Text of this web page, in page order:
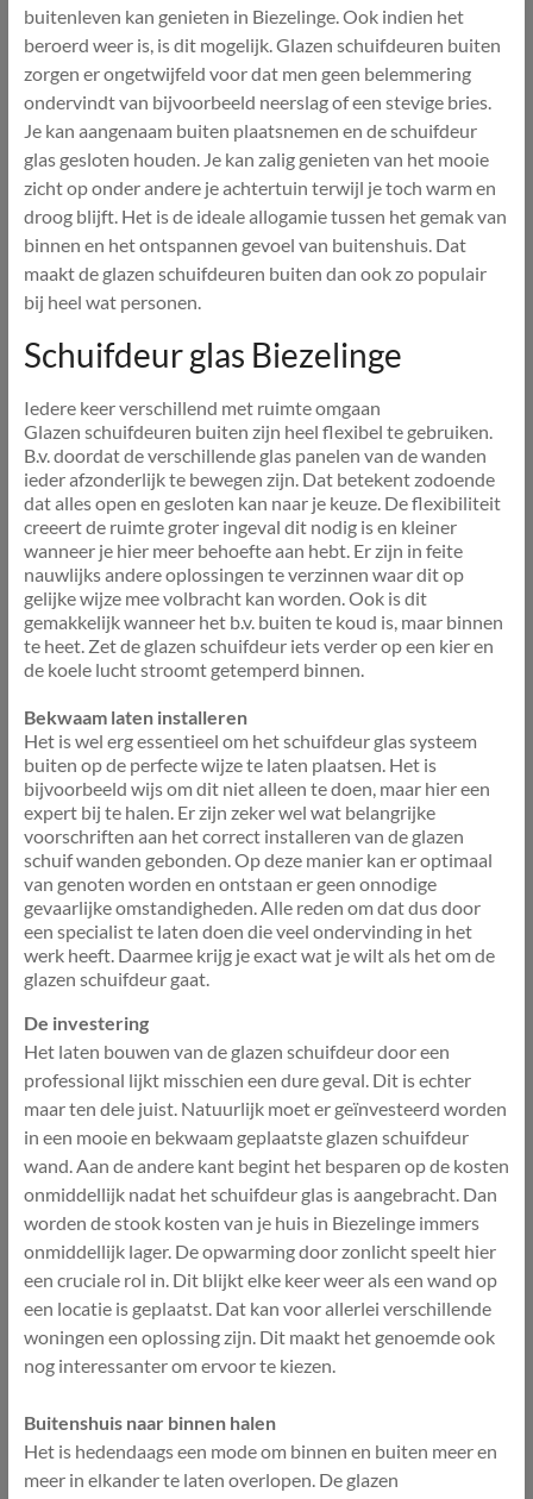
buitenleven kan genieten in Biezelinge. Ook indien het
beroerd weer is, is dit mogelijk. Glazen schuifdeuren buiten
zorgen er ongetwijfeld voor dat men geen belemmering
ondervindt van bijvoorbeeld neerslag of een stevige bries.
Je kan aangenaam buiten plaatsnemen en de schuifdeur
glas gesloten houden. Je kan zalig genieten van het mooie
zicht op onder andere je achtertuin terwijl je toch warm en
droog blijft. Het is de ideale allogamie tussen het gemak van
binnen en het ontspannen gevoel van buitenshuis. Dat
maakt de glazen schuifdeuren buiten dan ook zo populair
bij heel wat personen.
Schuifdeur glas Biezelinge
Iedere keer verschillend met ruimte omgaan
Glazen schuifdeuren buiten zijn heel flexibel te gebruiken.
B.v. doordat de verschillende glas panelen van de wanden
ieder afzonderlijk te bewegen zijn. Dat betekent zodoende
dat alles open en gesloten kan naar je keuze. De flexibiliteit
creeert de ruimte groter ingeval dit nodig is en kleiner
wanneer je hier meer behoefte aan hebt. Er zijn in feite
nauwlijks andere oplossingen te verzinnen waar dit op
gelijke wijze mee volbracht kan worden. Ook is dit
gemakkelijk wanneer het b.v. buiten te koud is, maar binnen
te heet. Zet de glazen schuifdeur iets verder op een kier en
de koele lucht stroomt getemperd binnen.
Bekwaam laten installeren
Het is wel erg essentieel om het schuifdeur glas systeem
buiten op de perfecte wijze te laten plaatsen. Het is
bijvoorbeeld wijs om dit niet alleen te doen, maar hier een
expert bij te halen. Er zijn zeker wel wat belangrijke
voorschriften aan het correct installeren van de glazen
schuif wanden gebonden. Op deze manier kan er optimaal
van genoten worden en ontstaan er geen onnodige
gevaarlijke omstandigheden. Alle reden om dat dus door
een specialist te laten doen die veel ondervinding in het
werk heeft. Daarmee krijg je exact wat je wilt als het om de
glazen schuifdeur gaat.
De investering
Het laten bouwen van de glazen schuifdeur door een
professional lijkt misschien een dure geval. Dit is echter
maar ten dele juist. Natuurlijk moet er geïnvesteerd worden
in een mooie en bekwaam geplaatste glazen schuifdeur
wand. Aan de andere kant begint het besparen op de kosten
onmiddellijk nadat het schuifdeur glas is aangebracht. Dan
worden de stook kosten van je huis in Biezelinge immers
onmiddellijk lager. De opwarming door zonlicht speelt hier
een cruciale rol in. Dit blijkt elke keer weer als een wand op
een locatie is geplaatst. Dat kan voor allerlei verschillende
woningen een oplossing zijn. Dit maakt het genoemde ook
nog interessanter om ervoor te kiezen.
Buitenshuis naar binnen halen
Het is hedendaags een mode om binnen en buiten meer en
meer in elkander te laten overlopen. De glazen